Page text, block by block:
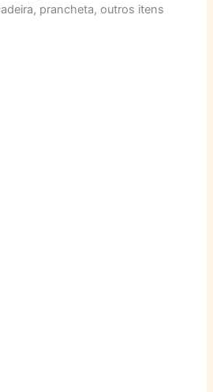
prancheta, outros itens